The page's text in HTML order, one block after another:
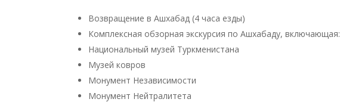
Возвращение в Ашхабад (4 часа езды)
Комплексная обзорная экскурсия по Ашхабаду, включающая:
Национальный музей Туркменистана
Музей ковров
Монумент Независимости
Монумент Нейтралитета